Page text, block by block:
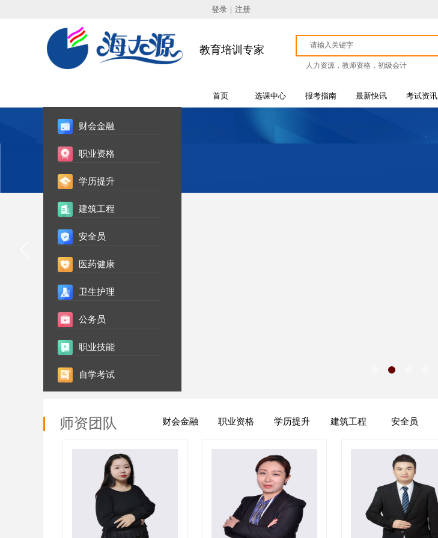
登录 | 注册
教育培训专家
人力资源，教师资格，初级会计
首页 选课中心 报考指南 最新快讯 考试资讯
财会金融
职业资格
学历提升
建筑工程
安全员
医药健康
卫生护理
公务员
职业技能
自学考试
财会金融 职业资格 学历提升 建筑工程 安全员
师资团队